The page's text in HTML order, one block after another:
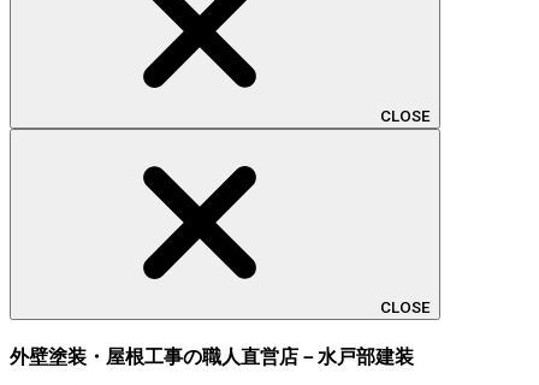
CLOSE
CLOSE
外壁塗装・屋根工事の職人直営店－水戸部建装